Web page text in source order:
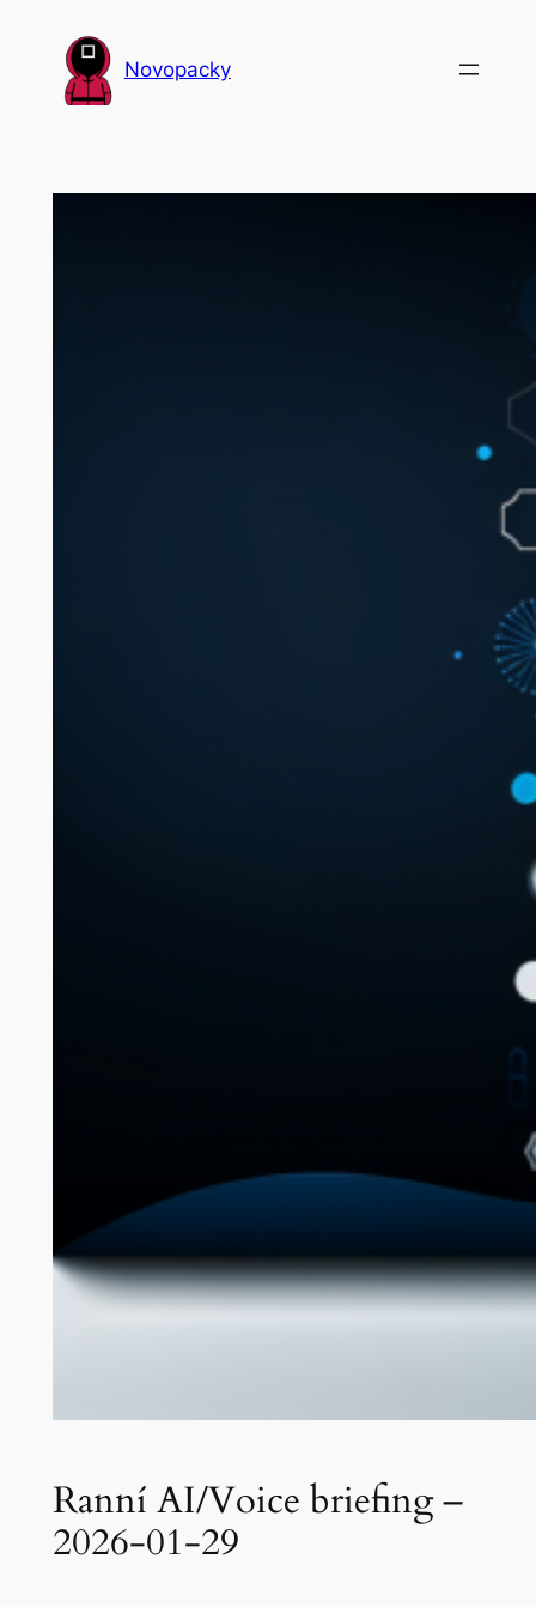
obsah
Novopacky
Ranní AI/Voice briefing –
2026-01-29